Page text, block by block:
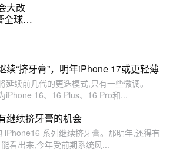
大改
全球销
续“挤牙膏”，明年iPhone 17或更轻薄
延续前几代的更迭模式,只有一些微调。
iPhone 16、16 Plus、16 Pro和...
继续挤牙膏的机会
iPhone16 系列继续挤牙膏。那明年,还得有
看出来,今年受前期系统风...